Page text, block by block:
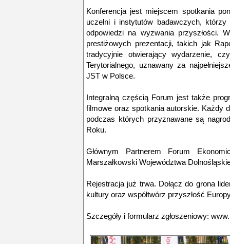
Konferencja jest miejscem spotkania
uczelni i instytutów badawczych,
odpowiedzi na wyzwania przyszłości.
prestiżowych prezentacji, takich jak
tradycyjnie otwierający wydarzenie,
Terytorialnego, uznawany za
JST w Polsce.
Integralną częścią Forum jest także
filmowe oraz spotkania autorskie. Każdy
podczas których przyznawane są
Roku.
Głównym Partnerem Forum
Marszałkowski Województwa
Rejestracja już trwa. Dołącz do grona
kultury oraz współtwórz przyszłość
Szczegóły i formularz zgłoszeniowy: